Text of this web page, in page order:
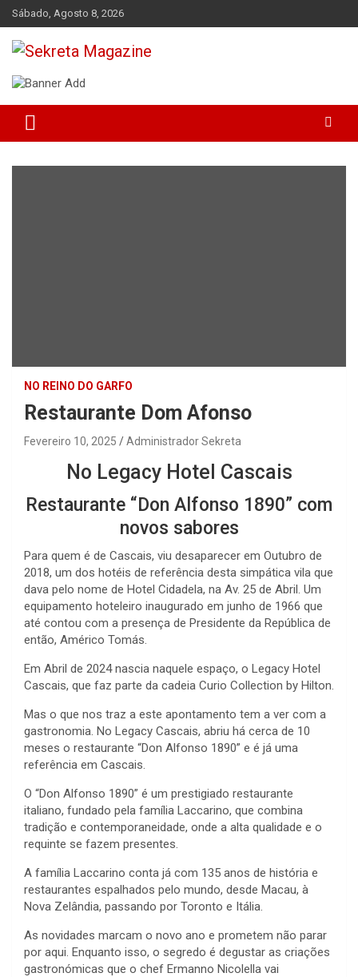
Skip
to
content
Sábado, Agosto 8, 2026
Sekreta Magazine
NO REINO DO GARFO
Restaurante Dom Afonso
Fevereiro 10, 2025 Administrador Sekreta
No Legacy Hotel Cascais
Restaurante “Don Alfonso 1890” com
novos sabores
Para quem é de Cascais, viu desaparecer em Outubro de
2018, um dos hotéis de referência desta simpática vila que
dava pelo nome de Hotel Cidadela, na Av. 25 de Abril. Um
equipamento hoteleiro inaugurado em junho de 1966 que
até contou com a presença de Presidente da República de
então, Américo Tomás.
Em Abril de 2024 nascia naquele espaço, o Legacy Hotel
Cascais, que faz parte da cadeia Curio Collection by Hilton.
Mas o que nos traz a este apontamento tem a ver com a
gastronomia. No Legacy Cascais, abriu há cerca de 10
meses o restaurante “Don Alfonso 1890” e é já uma
referência em Cascais.
O “Don Alfonso 1890” é um prestigiado restaurante
italiano, fundado pela família Laccarino, que combina
tradição e contemporaneidade, onde a alta qualidade e o
requinte se fazem presentes.
A família Laccarino conta já com 135 anos de história e
restaurantes espalhados pelo mundo, desde Macau, à
Nova Zelândia, passando por Toronto e Itália.
As novidades marcam o novo ano e prometem não parar
por aqui. Enquanto isso, o segredo é degustar as criações
gastronómicas que o chef Ermanno Nicolella vai